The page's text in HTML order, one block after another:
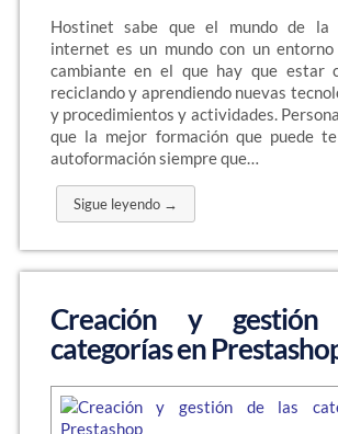
Hostinet sabe que el mundo de la
internet es un mundo con un entorno
cambiante en el que hay que estar
reciclando y aprendiendo nuevas
y procedimientos y actividades.
que la mejor formación que puede
autoformación siempre que…
Sigue leyendo →
Creación y
categorías en